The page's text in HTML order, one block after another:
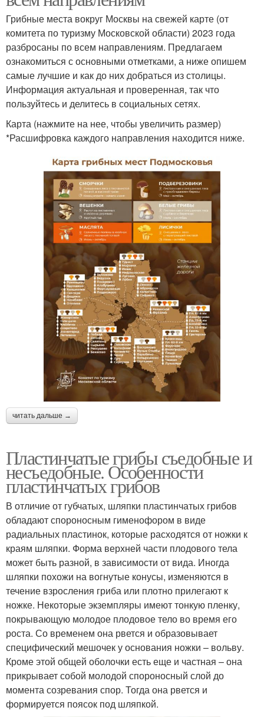
Грибные места вокруг Москвы на свежей карте (от
комитета по туризму Московской области) 2023 года
разбросаны по всем направлениям. Предлагаем
ознакомиться с основными отметками, а ниже опишем
самые лучшие и как до них добраться из столицы.
Информация актуальная и проверенная, так что
пользуйтесь и делитесь в социальных сетях.
Карта (нажмите на нее, чтобы увеличить размер)
*Расшифровка каждого направления находится ниже.
читать дальше →
Пластинчатые грибы съедобные и
несъедобные. Особенности
пластинчатых грибов
В отличие от губчатых, шляпки пластинчатых грибов
обладают спороносным гименофором в виде
радиальных пластинок, которые расходятся от ножки к
краям шляпки. Форма верхней части плодового тела
может быть разной, в зависимости от вида. Иногда
шляпки похожи на вогнутые конусы, изменяются в
течение взросления гриба или плотно прилегают к
ножке. Некоторые экземпляры имеют тонкую пленку,
покрывающую молодое плодовое тело во время его
роста. Со временем она рвется и образовывает
специфический мешочек у основания ножки – вольву.
Кроме этой общей оболочки есть еще и частная – она
прикрывает собой молодой спороносный слой до
момента созревания спор. Тогда она рвется и
формируется поясок под шляпкой.